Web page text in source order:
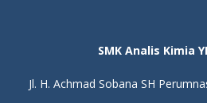
SMK Analis Kimia
Jl. H. Achmad Sobana SH